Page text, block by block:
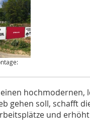
hochmodernen,
gehen soll, schafft
und